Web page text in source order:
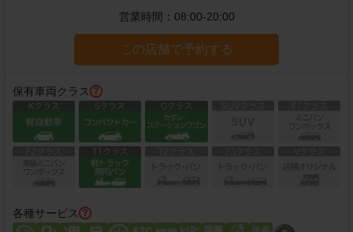
営業時間： 08:00-20:00
この店舗で予約する
保有車両クラス
各種サービス